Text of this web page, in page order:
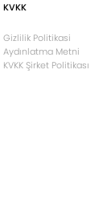
KVKK
Gizlilik Politikasi
Aydınlatma Metni
KVKK Şirket Politikası